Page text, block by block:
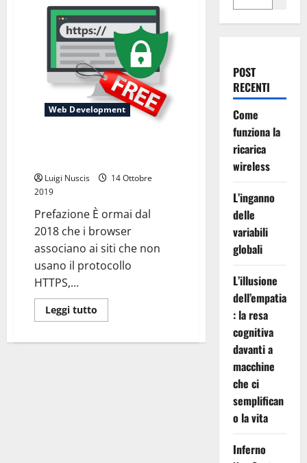
Web Development
Luigi Nuscis
14 Ottobre
2019
Prefazione È ormai dal
2018 che i browser
associano ai siti che non
usano il protocollo
HTTPS,...
Leggi tutto
di
Il
POST
RECENTI
Come
funziona la
ricarica
wireless
L’inganno
delle
variabili
globali
L’illusione
dell’empatia
: la resa
cognitiva
davanti a
macchine
che ci
semplifican
o la vita
Inferno